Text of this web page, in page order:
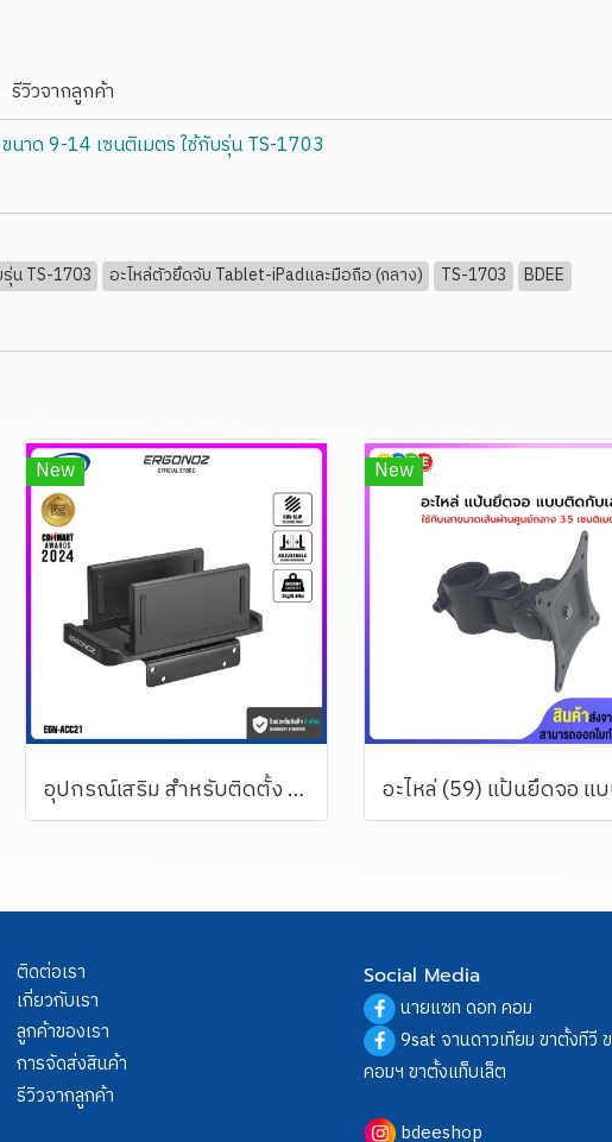
รีวิวจากลูกค้า
าด 9-14 เซนติเมตร ใช้กับรุ่น TS-1703
น TS-1703 อะไหล่ตัวยึดจับ Tablet-iPadและมือถือ (กลาง) TS-1703 BDEE
New
อุปกรณ์เสริม สำหรับติดตั้ง Mini PC เข้ากับจอ หรือขาตั้งจอฯ ERGONOZ รุ่น 2-in-1 Multifunctional holder
New
ติดต่อเรา
เกี่ยวกับเรา
ลูกค้าของเรา
การจัดส่งสินค้า
รีวิวจากลูกค้า
Social Media
นายแซท ดอท คอม
9sat จานดาวเทียม ขาตั้งทีวี
คอมฯ ขาตั้งแท็บเล็ต
bdeeshop